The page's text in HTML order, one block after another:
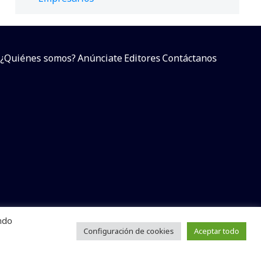
¿Quiénes somos?AnúnciateEditoresContáctanos
sin dar referencia a la fuente.
Configuración de cookies Aceptar todo